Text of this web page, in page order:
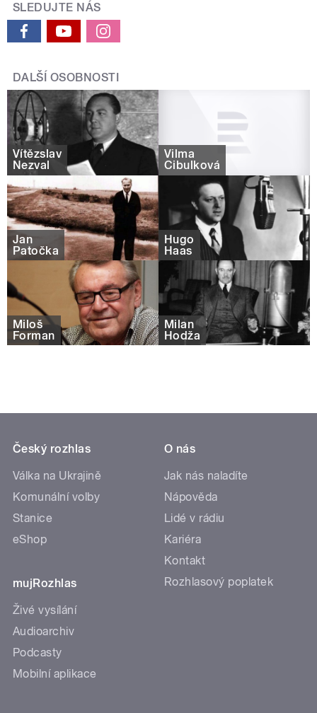
SLEDUJTE NÁS
DALŠÍ OSOBNOSTI
Vítězslav
Nezval
Vilma
Cibulková
Jan
Patočka
Hugo
Haas
Miloš
Forman
Milan
Hodža
Český rozhlas
Válka na Ukrajině
Komunální volby
Stanice
eShop
mujRozhlas
Živé vysílání
Audioarchiv
Podcasty
Mobilní aplikace
O nás
Jak nás naladíte
Nápověda
Lidé v rádiu
Kariéra
Kontakt
Rozhlasový poplatek